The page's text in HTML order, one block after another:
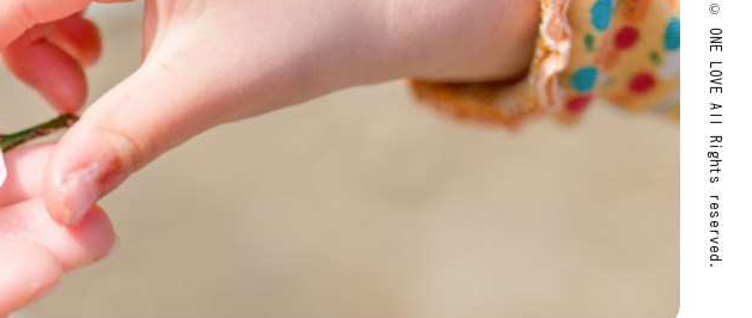
© ONE LOVE All Rights reserved.